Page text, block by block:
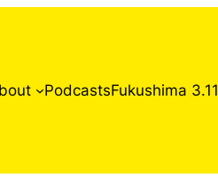
PodcastsFukushima 3.11